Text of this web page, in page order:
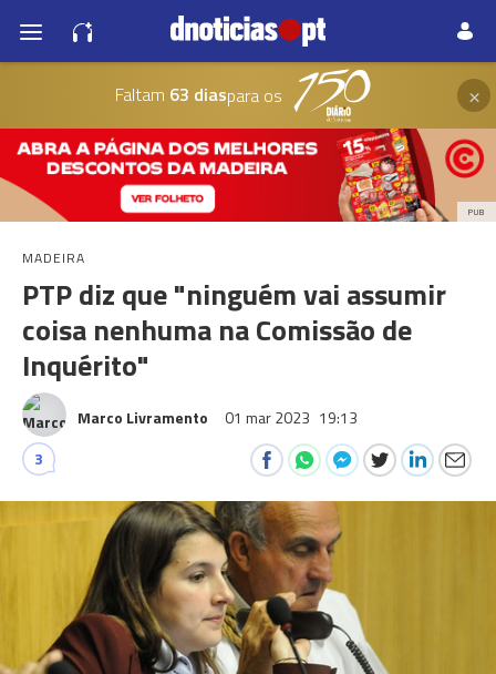
Faltam 63 diaspara os ×
PUB
MADEIRA
PTP diz que "ninguém vai assumir
coisa nenhuma na Comissão de
Inquérito"
Marco Livramento 01 mar 2023 19:13
3